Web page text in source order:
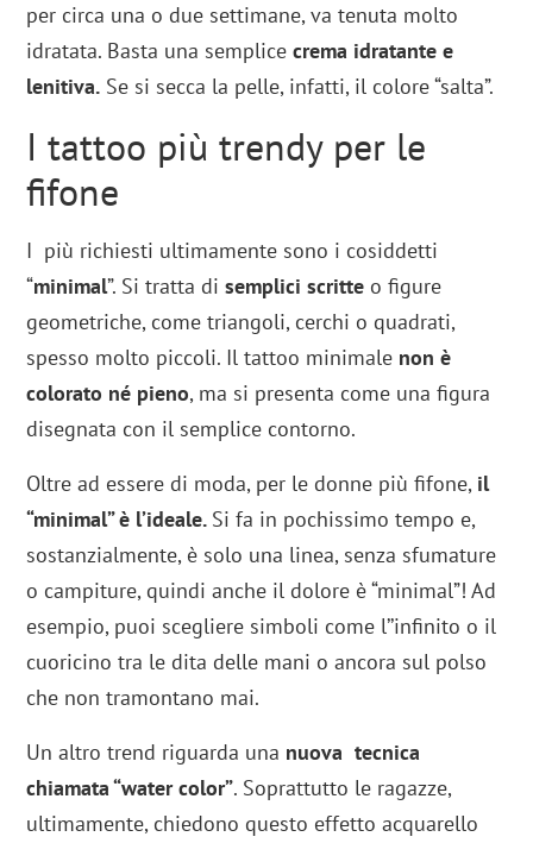
per circa una o due settimane, va tenuta molto
idratata. Basta una semplicecrema idratante e
lenitiva. Se si secca la pelle, infatti, il colore “salta”.
I tattoo più trendy per le
fifone
I più richiesti ultimamente sono i cosiddetti
“minimal”. Si tratta disemplici scritte o figure
geometriche, come triangoli, cerchi o quadrati,
spesso molto piccoli. Il tattoo minimale non è
colorato né pieno, ma si presenta come una figura
disegnata con il semplice contorno.
Oltre ad essere di moda, per le donne più fifone, il
“minimal” è l’ideale. Si fa in pochissimo tempo e,
sostanzialmente, è solo una linea, senza sfumature
o campiture, quindi anche il dolore è “minimal”! Ad
esempio, puoi scegliere simboli come l’’infinito o il
cuoricino tra le dita delle mani o ancora sul polso
che non tramontano mai.
Un altro trend riguarda una nuova tecnica
chiamata “water color”. Soprattutto le ragazze,
ultimamente, chiedono questo effetto acquarello